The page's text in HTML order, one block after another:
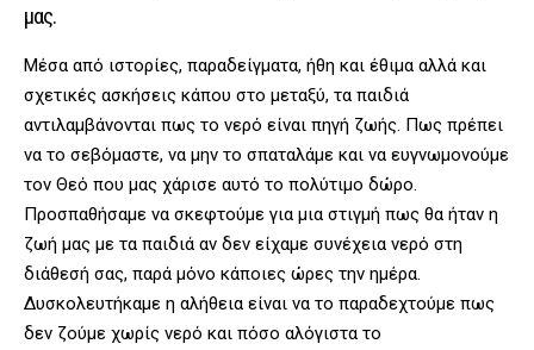
μας.
Μέσα από ιστορίες, παραδείγματα, ήθη και έθιμα αλλά και
σχετικές ασκήσεις κάπου στο μεταξύ, τα παιδιά
αντιλαμβάνονται πως το νερό είναι πηγή ζωής. Πως πρέπει
να το σεβόμαστε, να μην το σπαταλάμε και να ευγνωμονούμε
τον Θεό που μας χάρισε αυτό το πολύτιμο δώρο.
Προσπαθήσαμε να σκεφτούμε για μια στιγμή πως θα ήταν η
ζωή μας με τα παιδιά αν δεν είχαμε συνέχεια νερό στη
διάθεσή σας, παρά μόνο κάποιες ώρες την ημέρα.
Δυσκολευτήκαμε η αλήθεια είναι να το παραδεχτούμε πως
δεν ζούμε χωρίς νερό και πόσο αλόγιστα το